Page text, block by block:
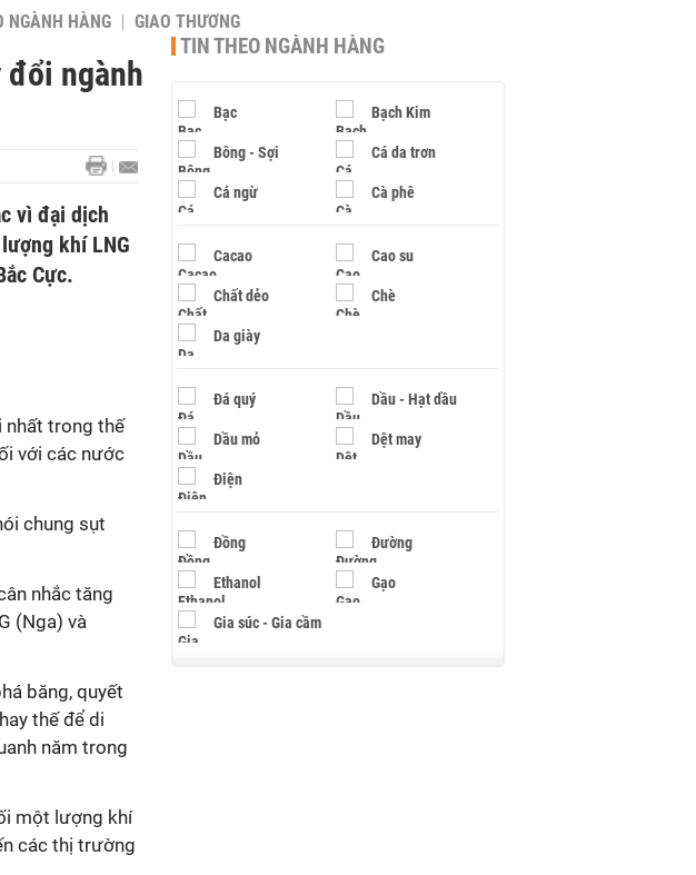
NGÀNH HÀNG GIAO THƯƠNG
đổi ngành
vì đại dịch
khí LNG
Cực.
nhất trong thế
với các nước
chung sụt
nhắc tăng
(Nga) và
băng, quyết
thế để di
năm trong
một lượng khí
các thị trường
TIN THEO NGÀNH HÀNG
Bạc Bạch Kim
Bông - Sợi Cá da trơn
Cá ngừ Cà phê
Cacao Cao su
Chất dẻo Chè
Da giày
Đá quý Dầu - Hạt dầu
Dầu mỏ Dệt may
Điện
Đồng Đường
Ethanol Gạo
Gia súc - Gia cầm